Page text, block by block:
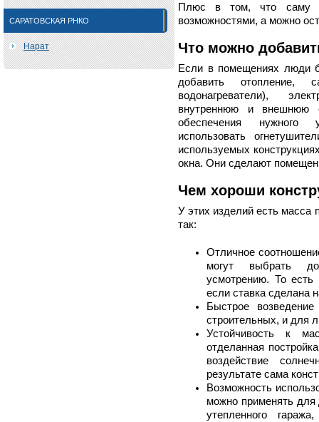
САРАТОВСКАЯ РНКО
Нарат
Плюс в том, что саму
возможностями, а можно
Что можно
Если в помещениях люди
добавить отопление,
водонагреватели),
внутреннюю и внешнюю
обеспечения нужного
использовать
используемых
окна. Они сделают
Чем хороши
У этих изделий есть масса
так:
Отличное
могут выбрать
усмотрению. То есть
если ставка сделана
Быстрое
строительных, и для
Устойчивость к
отделанная
воздействие
результате сама
Возможность
можно применять
утепленного